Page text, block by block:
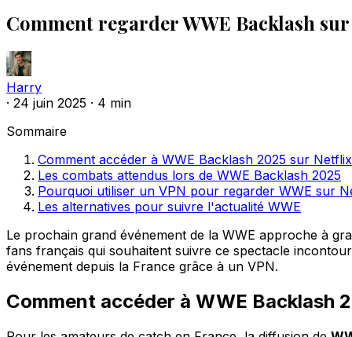
Comment regarder WWE Backlash
Harry
· 24 juin 2025 · 4 min
Sommaire
Comment accéder à WWE Backlash 2025 sur
Les combats attendus lors de WWE Backlash 2025
Pourquoi utiliser un VPN pour regarder WWE sur
Les alternatives pour suivre l'actualité WWE
Le prochain grand événement de la WWE approche à
fans français qui souhaitent suivre ce spectacle
événement depuis la France grâce à un VPN.
Comment accéder à WWE Backlash